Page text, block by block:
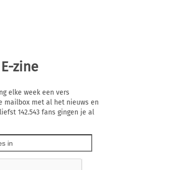
zine
elke week een vers
mailbox met al het nieuws en
142.543 fans gingen je al